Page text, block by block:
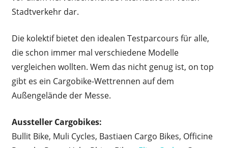
Stadtverkehr dar.
Die kolektif bietet den idealen Testparcours für alle,
die schon immer mal verschiedene Modelle
vergleichen wollten. Wem das nicht genug ist, on top
gibt es ein Cargobike-Wettrennen auf dem
Außengelände der Messe.
Aussteller Cargobikes:
Bullit Bike, Muli Cycles, Bastiaen Cargo Bikes, Officine